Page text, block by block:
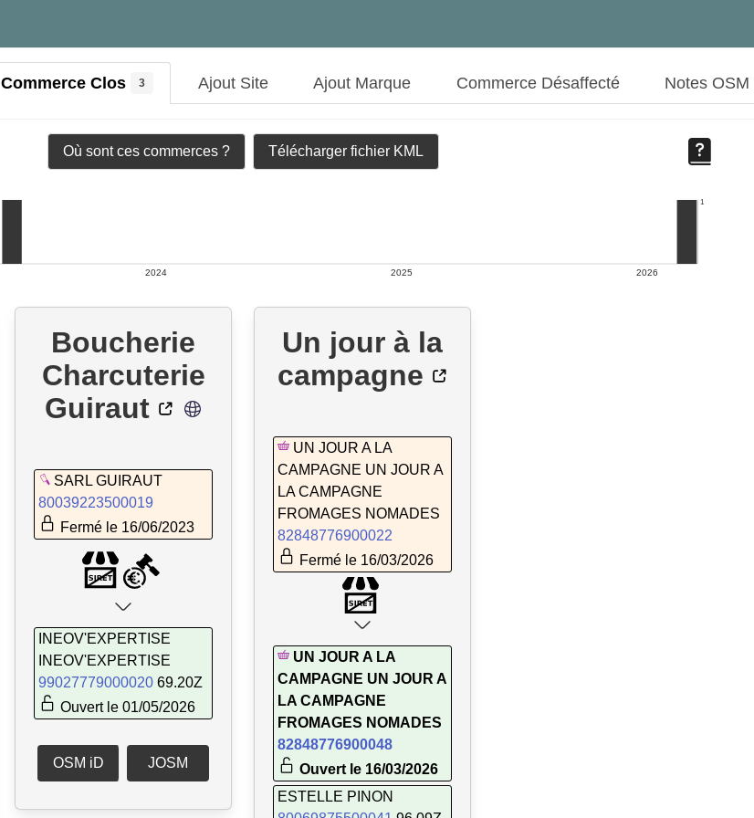
Commerce Clos 3 Ajout Site Ajout Marque Commerce Désaffecté Notes OSM
Où sont ces commerces ? Télécharger fichier KML
1
2024 2025 2026
Boucherie
Charcuterie
Guiraut
SARL GUIRAUT
80039223500019
Fermé le 16/06/2023
INEOV'EXPERTISE
INEOV'EXPERTISE
99027779000020 69.20Z
Ouvert le 01/05/2026
OSM iD JOSM
Un jour à la
campagne
UN JOUR A LA
CAMPAGNE UN JOUR A
LA CAMPAGNE
FROMAGES NOMADES
82848776900022
Fermé le 16/03/2026
UN JOUR A LA
CAMPAGNE UN JOUR A
LA CAMPAGNE
FROMAGES NOMADES
82848776900048
Ouvert le 16/03/2026
ESTELLE PINON